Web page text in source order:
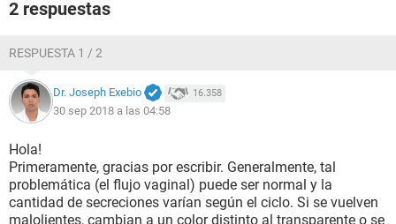
2 respuestas
RESPUESTA 1 / 2
Dr. Joseph Exebio 16.358
30 sep 2018 a las 04:58
Hola!
Primeramente, gracias por escribir. Generalmente, tal
problemática (el flujo vaginal) puede ser normal y la
cantidad de secreciones varían según el ciclo. Si se vuelven
malolientes, cambian a un color distinto al transparente o se